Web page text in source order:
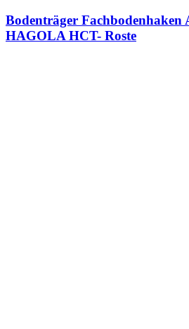
Bodenträger Fachbodenhaken
HAGOLA HCT- Roste